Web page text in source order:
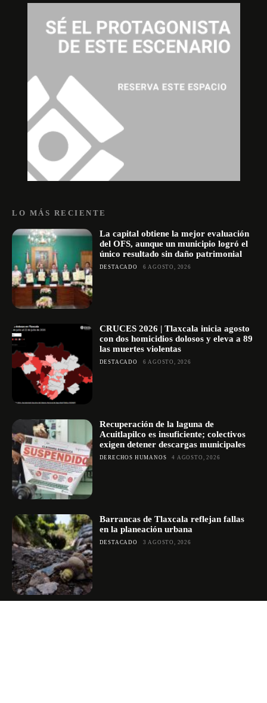
LO MÁS RECIENTE
La capital obtiene la mejor evaluación
del OFS, aunque un municipio logró el
único resultado sin daño patrimonial
DESTACADO 6 AGOSTO, 2026
CRUCES 2026 | Tlaxcala inicia agosto
con dos homicidios dolosos y eleva a 89
las muertes violentas
DESTACADO 6 AGOSTO, 2026
Recuperación de la laguna de
Acuitlapilco es insuficiente; colectivos
exigen detener descargas municipales
DERECHOS HUMANOS 4 AGOSTO, 2026
Barrancas de Tlaxcala reflejan fallas
en la planeación urbana
DESTACADO 3 AGOSTO, 2026